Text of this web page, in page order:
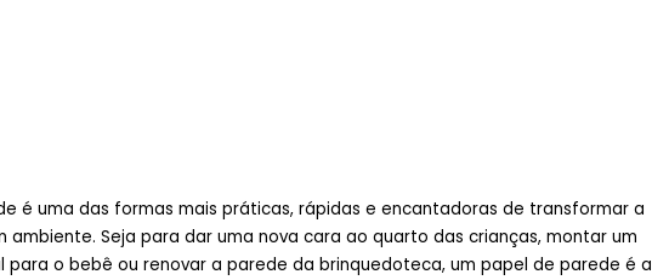
é uma das formas mais práticas, rápidas e encantadoras de transformar a
ambiente. Seja para dar uma nova cara ao quarto das crianças, montar um
para o bebê ou renovar a parede da brinquedoteca, um papel de parede é a